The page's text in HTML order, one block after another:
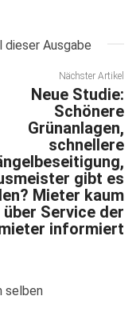
Ausgabe
Nächster Artikel
Neue Studie:
Schönere
Grünanlagen,
schnellere
gibt es
Mieter kaum
über Service der
informiert
selben